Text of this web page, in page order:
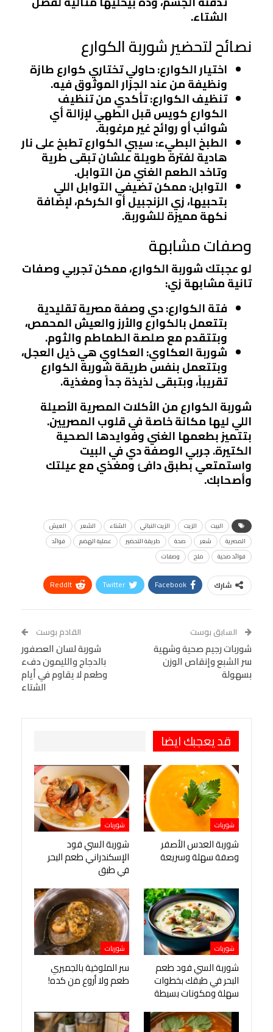
الشتاء.
نصائح لتحضير شوربة الكوارع
اختيار الكوارع: حاولي تختاري كوارع طازة
ونظيفة من عند الجزار الموثوق فيه.
تنظيف الكوارع: تأكدي من تنظيف
الكوارع كويس قبل الطهي لإزالة أي
شوائب أو روائح غير مرغوبة.
الطبخ البطيء: سيبي الكوارع تطبخ على نار
هادية لفترة طويلة علشان تبقى طرية
وتاخد الطعم الغني من التوابل.
التوابل: ممكن تضيفي التوابل اللي
بتحبيها، زي الزنجبيل أو الكركم، لإضافة
نكهة مميزة للشوربة.
وصفات مشابهة
لو عجبتك شوربة الكوارع، ممكن تجربي وصفات
تانية مشابهة زي:
فتة الكوارع: دي وصفة مصرية تقليدية
بتتعمل بالكوارع والأرز والعيش المحمص،
وبتتقدم مع صلصة الطماطم والثوم.
شوربة العكاوي: العكاوي هي ذيل العجل،
وبتتعمل بنفس طريقة شوربة الكوارع
تقريباً، وبتبقى لذيذة جداً ومغذية.
شوربة الكوارع من الأكلات المصرية الأصيلة
اللي ليها مكانة خاصة في قلوب المصريين.
بتتميز بطعمها الغني وفوايدها الصحية
الكتيرة. جربي الوصفة دي في البيت
واستمتعي بطبق دافئ ومغذي مع عيلتك
وأصحابك.
البيت الزيت الزيت النباتي الشتاء الشعر
العيش
المصرية
شعر صحة طريقة التحضير عملية الهضم
فوائد
فوائد صحية
ملح وصفات
شارك Facebook
Twitter
ReddIt
Tumblr
البريد الإلكتروني
StumbleUpon
VK
Digg
LINE
BlackBerry
Viber
السابق بوست
شوربات رجيم صحية وشهية
سر الشبع وإنقاص الوزن
بسهولة
القادم بوست
شوربة لسان العصفور
بالدجاج والليمون دفء
وطعم لا يقاوم في أيام
الشتاء
قد يعجبك ايضا
شوربات
شوربة العدس الأصفر
وصفة سهلة وسريعة
شوربات
شوربة السي فود
الإسكندراني طعم البحر
في طبق
شوربات
شوربة السي فود طعم
البحر في طبقك بخطوات
سهلة ومكونات بسيطة
شوربات
سر الملوخية بالجمبري
طعم ولا أروع من كده!